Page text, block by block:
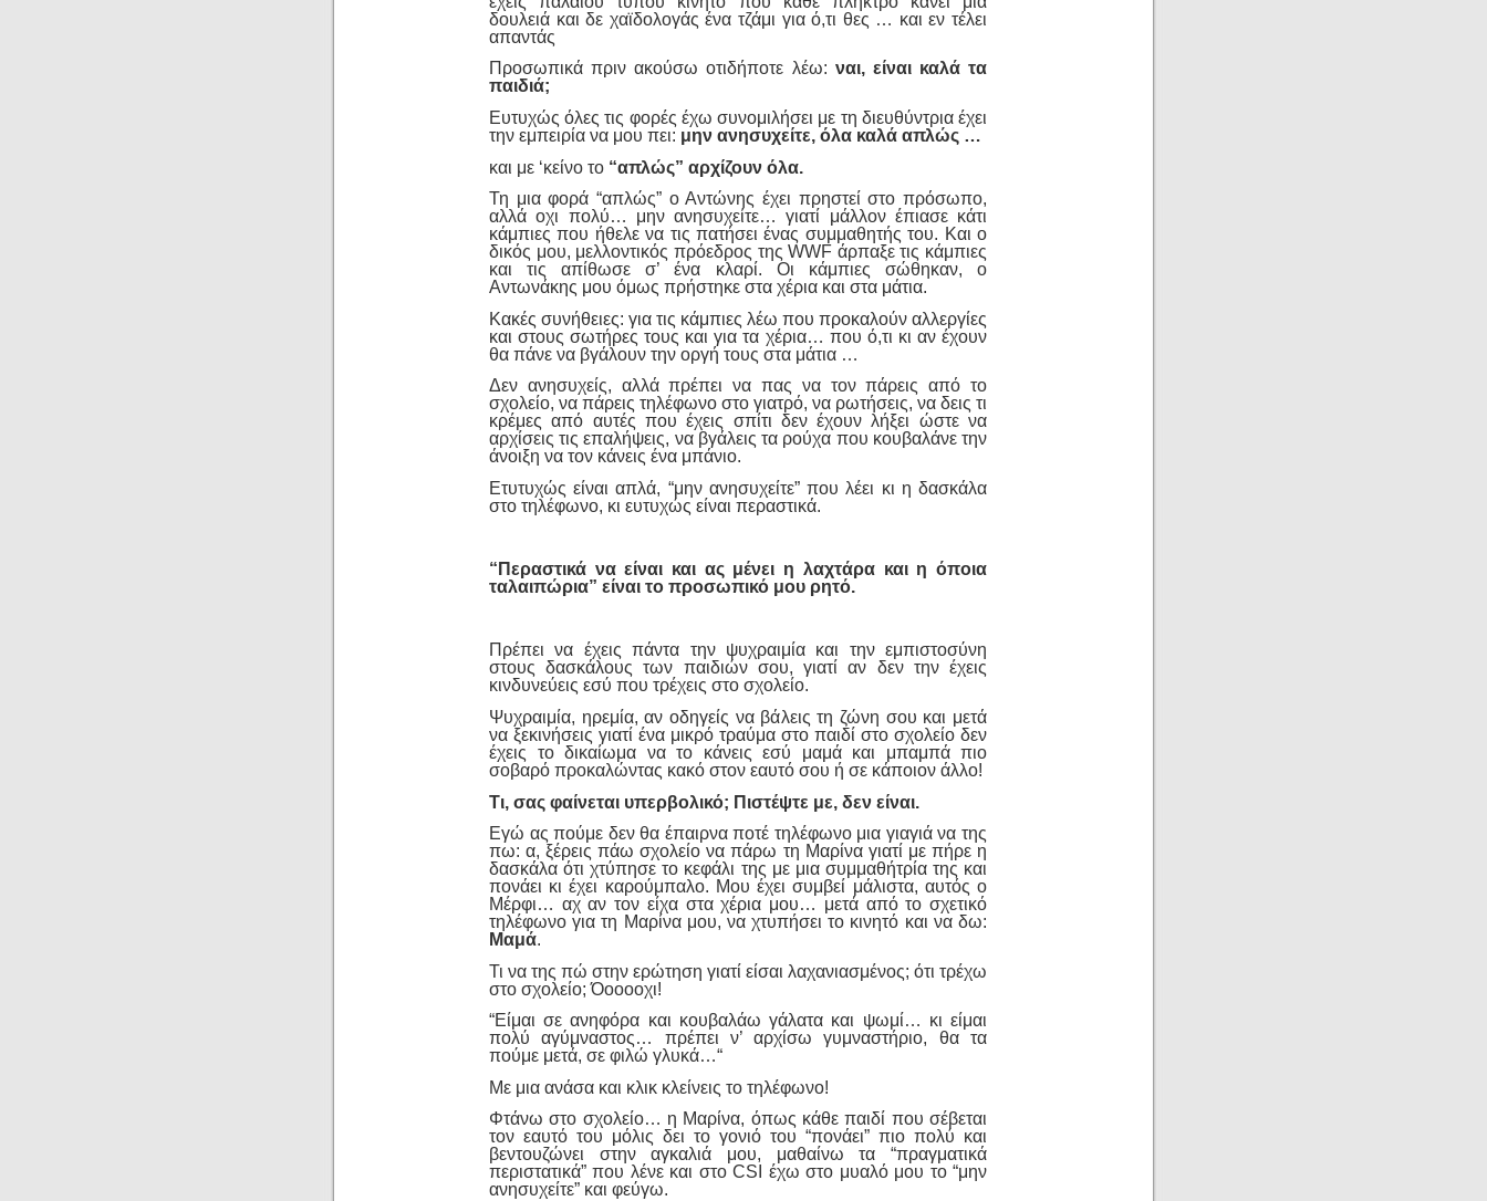
δουλειά και δε χαϊδολογάς ένα τζάμι για ό,τι θες … και εν τέλει
απαντάς
Προσωπικά πριν ακούσω οτιδήποτε λέω: ναι, είναι καλά τα
παιδιά;
Ευτυχώς όλες τις φορές έχω συνομιλήσει με τη διευθύντρια έχει
την εμπειρία να μου πει: μην ανησυχείτε, όλα καλά απλώς …
και με ‘κείνο το “απλώς” αρχίζουν όλα.
Τη μια φορά “απλώς” ο Αντώνης έχει πρηστεί στο πρόσωπο,
αλλά οχι πολύ… μην ανησυχείτε… γιατί μάλλον έπιασε κάτι
κάμπιες που ήθελε να τις πατήσει ένας συμμαθητής του. Και ο
δικός μου, μελλοντικός πρόεδρος της WWF άρπαξε τις κάμπιες
και τις απίθωσε σ’ ένα κλαρί. Οι κάμπιες σώθηκαν, ο
Αντωνάκης μου όμως πρήστηκε στα χέρια και στα μάτια.
Κακές συνήθειες: για τις κάμπιες λέω που προκαλούν αλλεργίες
και στους σωτήρες τους και για τα χέρια… που ό,τι κι αν έχουν
θα πάνε να βγάλουν την οργή τους στα μάτια …
Δεν ανησυχείς, αλλά πρέπει να πας να τον πάρεις από το
σχολείο, να πάρεις τηλέφωνο στο γιατρό, να ρωτήσεις, να δεις τι
κρέμες από αυτές που έχεις σπίτι δεν έχουν λήξει ώστε να
αρχίσεις τις επαλήψεις, να βγάλεις τα ρούχα που κουβαλάνε την
άνοιξη να τον κάνεις ένα μπάνιο.
Ετυτυχώς είναι απλά, “μην ανησυχείτε” που λέει κι η δασκάλα
στο τηλέφωνο, κι ευτυχώς είναι περαστικά.
“Περαστικά να είναι και ας μένει η λαχτάρα και η όποια
ταλαιπώρια” είναι το προσωπικό μου ρητό.
Πρέπει να έχεις πάντα την ψυχραιμία και την εμπιστοσύνη
στους δασκάλους των παιδιών σου, γιατί αν δεν την έχεις
κινδυνεύεις εσύ που τρέχεις στο σχολείο.
Ψυχραιμία, ηρεμία, αν οδηγείς να βάλεις τη ζώνη σου και μετά
να ξεκινήσεις γιατί ένα μικρό τραύμα στο παιδί στο σχολείο δεν
έχεις το δικαίωμα να το κάνεις εσύ μαμά και μπαμπά πιο
σοβαρό προκαλώντας κακό στον εαυτό σου ή σε κάποιον άλλο!
Τι, σας φαίνεται υπερβολικό; Πιστέψτε με, δεν είναι.
Εγώ ας πούμε δεν θα έπαιρνα ποτέ τηλέφωνο μια γιαγιά να της
πω: α, ξέρεις πάω σχολείο να πάρω τη Μαρίνα γιατί με πήρε η
δασκάλα ότι χτύπησε το κεφάλι της με μια συμμαθήτρία της και
πονάει κι έχει καρούμπαλο. Μου έχει συμβεί μάλιστα, αυτός ο
Μέρφι… αχ αν τον είχα στα χέρια μου… μετά από το σχετικό
τηλέφωνο για τη Μαρίνα μου, να χτυπήσει το κινητό και να δω:
Μαμά.
Τι να της πώ στην ερώτηση γιατί είσαι λαχανιασμένος; ότι τρέχω
στο σχολείο; Όοοοοχι!
“Είμαι σε ανηφόρα και κουβαλάω γάλατα και ψωμί… κι είμαι
πολύ αγύμναστος… πρέπει ν’ αρχίσω γυμναστήριο, θα τα
πούμε μετά, σε φιλώ γλυκά…“
Με μια ανάσα και κλικ κλείνεις το τηλέφωνο!
Φτάνω στο σχολείο… η Μαρίνα, όπως κάθε παιδί που σέβεται
τον εαυτό του μόλις δει το γονιό του “πονάει” πιο πολύ και
βεντουζώνει στην αγκαλιά μου, μαθαίνω τα “πραγματικά
περιστατικά” που λένε και στο CSI έχω στο μυαλό μου το “μην
ανησυχείτε” και φεύγω.